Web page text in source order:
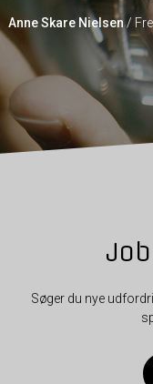
Anne Skare Nielsen/
Søger du nye